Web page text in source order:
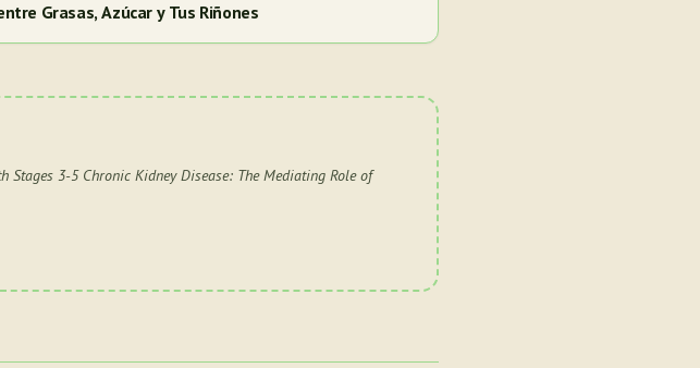
Grasas, Azúcar y Tus Riñones
3-5 Chronic Kidney Disease: The Mediating Role of